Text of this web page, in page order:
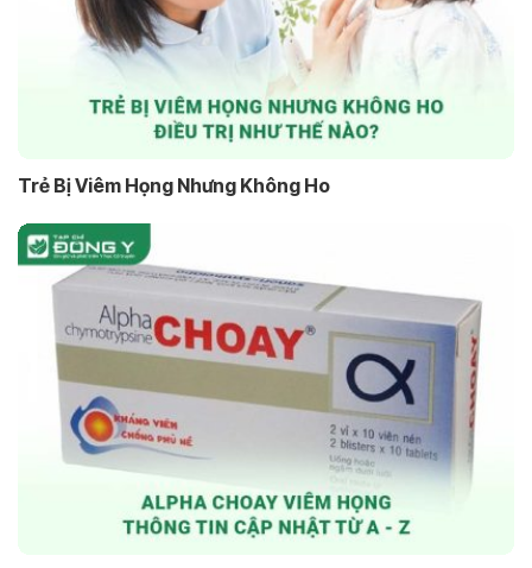
Trẻ Bị Viêm Họng Nhưng Không Ho